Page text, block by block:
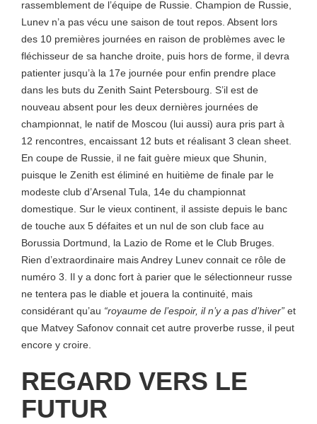
rassemblement de l’équipe de Russie. Champion de Russie,
Lunev n’a pas vécu une saison de tout repos. Absent lors
des 10 premières journées en raison de problèmes avec le
fléchisseur de sa hanche droite, puis hors de forme, il devra
patienter jusqu’à la 17e journée pour enfin prendre place
dans les buts du Zenith Saint Petersbourg. S’il est de
nouveau absent pour les deux dernières journées de
championnat, le natif de Moscou (lui aussi) aura pris part à
12 rencontres, encaissant 12 buts et réalisant 3 clean sheet.
En coupe de Russie, il ne fait guère mieux que Shunin,
puisque le Zenith est éliminé en huitième de finale par le
modeste club d’Arsenal Tula, 14e du championnat
domestique. Sur le vieux continent, il assiste depuis le banc
de touche aux 5 défaites et un nul de son club face au
Borussia Dortmund, la Lazio de Rome et le Club Bruges.
Rien d’extraordinaire mais Andrey Lunev connait ce rôle de
numéro 3. Il y a donc fort à parier que le sélectionneur russe
ne tentera pas le diable et jouera la continuité, mais
considérant qu’au “royaume de l’espoir, il n’y a pas d’hiver” et
que Matvey Safonov connait cet autre proverbe russe, il peut
encore y croire.
REGARD VERS LE
FUTUR